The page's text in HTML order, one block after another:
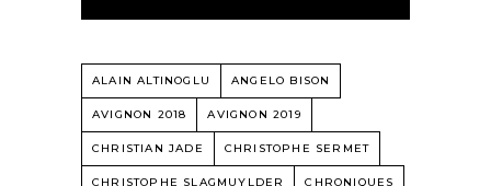
ALAIN ALTINOGLU ANGELO BISON
AVIGNON 2018 AVIGNON 2019
CHRISTIAN JADE CHRISTOPHE SERMET
CHRISTOPHE SLAGMUYLDER CHRONIQUES